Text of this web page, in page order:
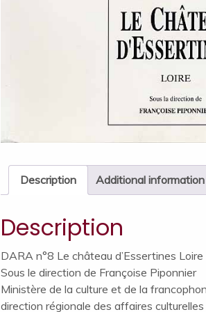
Description Additional information
Description
DARA n°8 Le château d’Essertines Loire
Sous le direction de Françoise Piponnier
Ministère de la culture et de la
direction régionale des affaires culturelles